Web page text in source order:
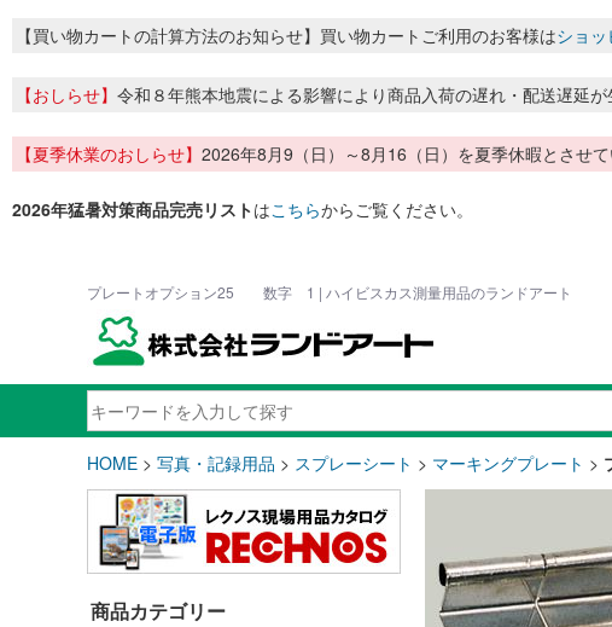
【買い物カートの計算方法のお知らせ】買い物カートご利用のお客様はショ
【おしらせ】 令和８年熊本地震による影響により商品入荷の遅れ・配送遅延
【夏季休業のおしらせ】 2026年8月9（日）～8月16（日）を夏季休暇とさせ
2026年猛暑対策商品完売リストはこちらからご覧ください。
プレートオプション25 数字 1 | ハイビスカス測量用品のランドアート
HOME > 写真・記録用品 > スプレーシート > マーキングプレート >
商品カテゴリー